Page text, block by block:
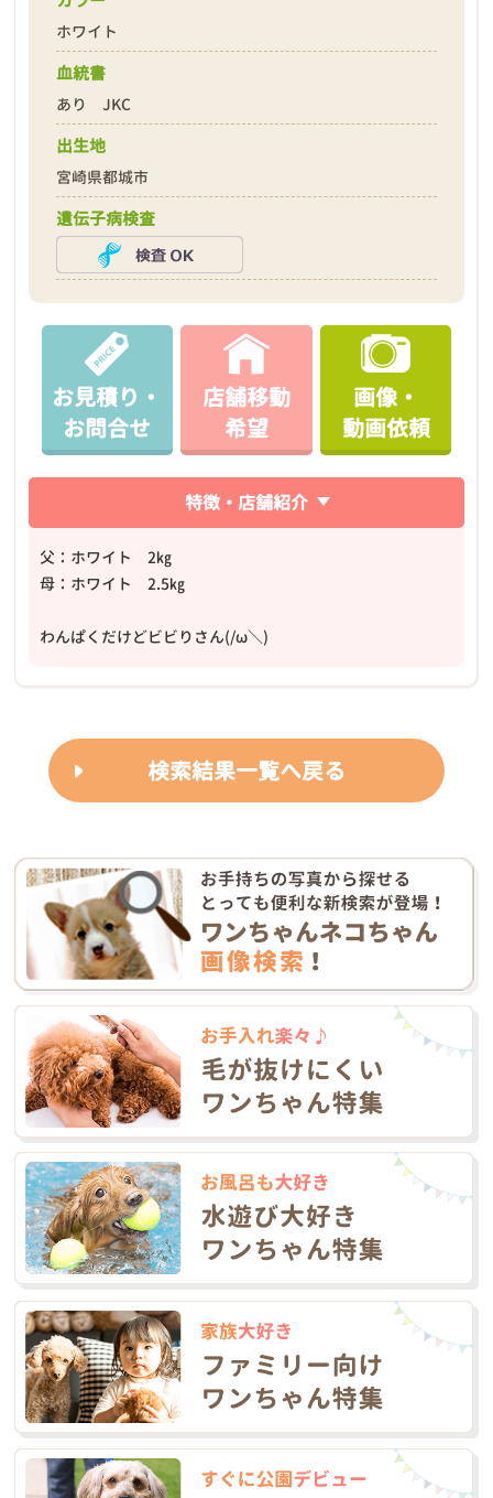
ホワイト
血統書
あり JKC
出生地
宮崎県都城市
遺伝子病検査
お見積り・
お問合せ
店舗移動
希望
画像・
動画依頼
特徴・店舗紹介
父：ホワイト 2㎏
母：ホワイト 2.5㎏
わんぱくだけどビビりさん(/ω＼)
検索結果一覧へ戻る